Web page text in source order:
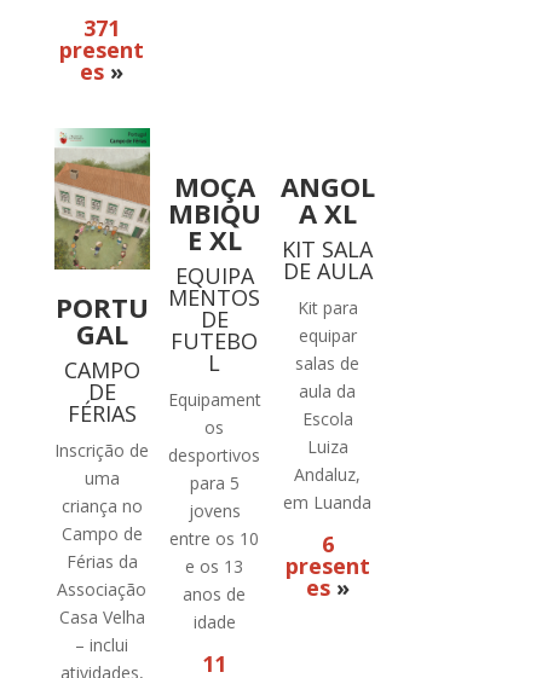
371
present
es »
PORTU
GAL
CAMPO
DE
FÉRIAS
Inscrição de
uma
criança no
Campo de
Férias da
Associação
Casa Velha
– inclui
atividades,
MOÇA
MBIQU
E XL
EQUIPA
MENTOS
DE
FUTEBO
L
Equipament
os
desportivos
para 5
jovens
entre os 10
e os 13
anos de
idade
11
ANGOL
A XL
KIT SALA
DE AULA
Kit para
equipar
salas de
aula da
Escola
Luiza
Andaluz,
em Luanda
6
present
es»